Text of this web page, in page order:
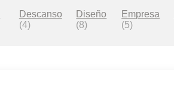
Descanso
(4)
Diseño
(8)
Empresa
(5)